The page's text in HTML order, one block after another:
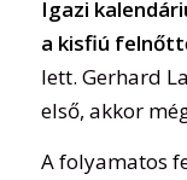
Igazi
a kisfiú felnőtt
lett. Gerhard
első, akkor
A folyamatos